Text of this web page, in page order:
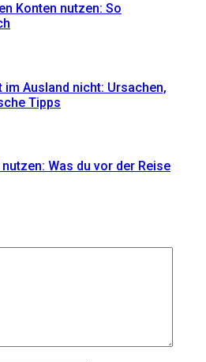
Konten nutzen: So
Ausland nicht: Ursachen,
Tipps
Was du vor der Reise